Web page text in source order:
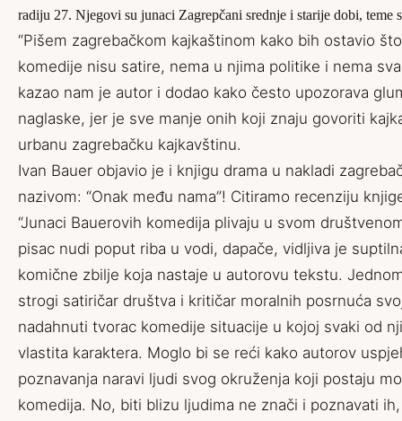
radiju 27. Njegovi su junaci Zagrepčani srednje i starije dobi, teme
“Pišem zagrebačkom kajkaštinom kako bih ostavio
komedije nisu satire, nema u njima politike i nema
kazao nam je autor i dodao kako često upozorava
naglaske, jer je sve manje onih koji znaju govoriti
urbanu zagrebačku kajkavštinu.
Ivan Bauer objavio je i knjigu drama u nakladi
nazivom: “Onak među nama”! Citiramo recenziju
“Junaci Bauerovih komedija plivaju u svom
pisac nudi poput riba u vodi, dapače, vidljiva je
komične zbilje koja nastaje u autorovu tekstu.
strogi satiričar društva i kritičar moralnih posrnuća
nadahnuti tvorac komedije situacije u kojoj svaki od
vlastita karaktera. Moglo bi se reći kako autorov
poznavanja naravi ljudi svog okruženja koji postaju
komedija. No, biti blizu ljudima ne znači i poznavati